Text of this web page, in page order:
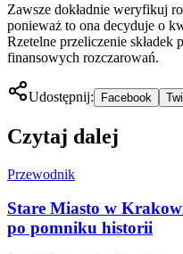
Zawsze dokładnie weryfikuj
ponieważ to ona decyduje o
Rzetelne przeliczenie
finansowych rozczarowań.
Udostępnij: Facebook
Czytaj dalej
Przewodnik
Stare Miasto w
po pomniku historii